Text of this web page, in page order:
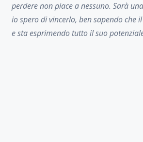
perdere non piace a nessuno. Sarà
io spero di vincerlo, ben sapendo che
e sta esprimendo tutto il suo